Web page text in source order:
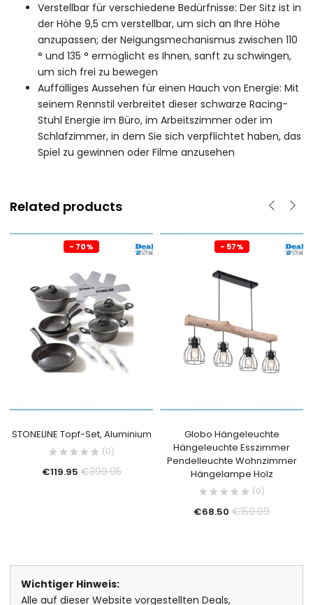
Verstellbar für verschiedene Bedürfnisse: Der Sitz ist in
der Höhe 9,5 cm verstellbar, um sich an Ihre Höhe
anzupassen; der Neigungsmechanismus zwischen 110
° und 135 ° ermöglicht es Ihnen, sanft zu schwingen,
um sich frei zu bewegen
Auffälliges Aussehen für einen Hauch von Energie: Mit
seinem Rennstil verbreitet dieser schwarze Racing-
Stuhl Energie im Büro, im Arbeitszimmer oder im
Schlafzimmer, in dem Sie sich verpflichtet haben, das
Spiel zu gewinnen oder Filme anzusehen
Related products
- 70%
STONELINE Topf-Set, Aluminium
(0)
€119.95 €399.95
- 57%
Globo Hängeleuchte
Hängeleuchte Esszimmer
Pendelleuchte Wohnzimmer
Hängelampe Holz
(0)
€68.50 €159.99
Wichtiger Hinweis:
Alle auf dieser Website vorgestellten Deals,